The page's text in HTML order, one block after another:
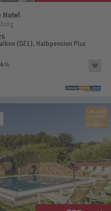
Hotel
(DZ1), Halbpension Plus
%